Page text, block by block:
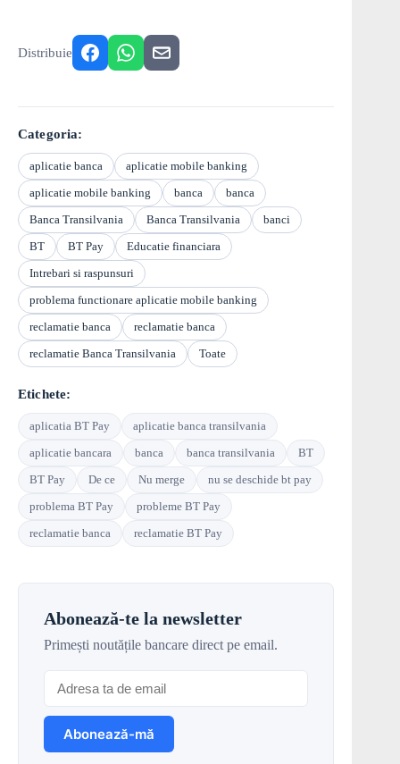
Distribuie
Categoria:
aplicatie banca
aplicatie mobile banking
aplicatie mobile banking
banca
banca
Banca Transilvania
Banca Transilvania
banci
BT
BT Pay
Educatie financiara
Intrebari si raspunsuri
problema functionare aplicatie mobile banking
reclamatie banca
reclamatie banca
reclamatie Banca Transilvania
Toate
Etichete:
aplicatia BT Pay
aplicatie banca transilvania
aplicatie bancara
banca banca transilvania
BT
BT Pay
De ce Nu merge
nu se deschide bt pay
problema BT Pay
probleme BT Pay
reclamatie banca
reclamatie BT Pay
Abonează-te la newsletter
Primești noutățile bancare direct pe email.